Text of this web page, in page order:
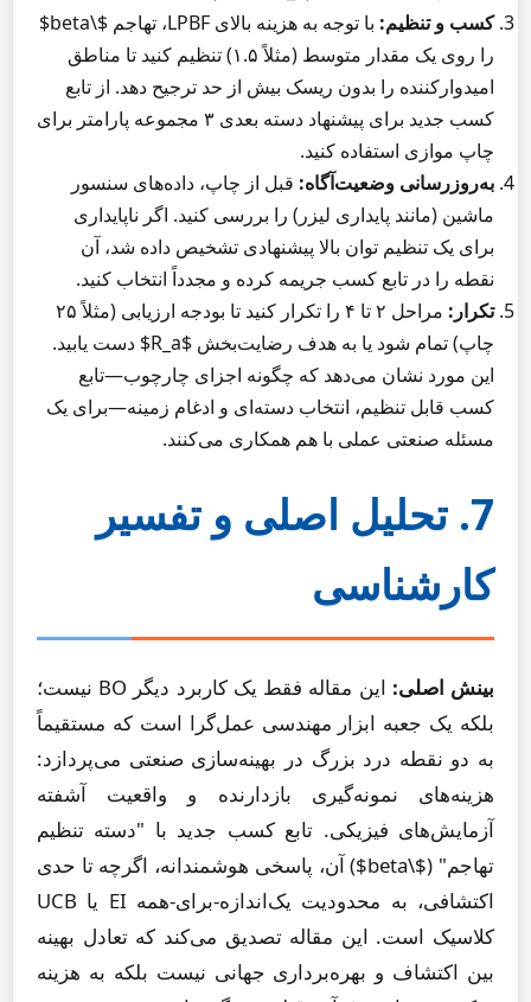
کسب و تنظیم:
با توجه به هزینه بالای LPBF، تهاجم $\beta$
را روی یک مقدار متوسط (مثلاً ۱.۵) تنظیم کنید تا مناطق
امیدوارکننده را بدون ریسک بیش از حد ترجیح دهد. از تابع
کسب جدید برای پیشنهاد دسته بعدی ۳ مجموعه پارامتر برای
چاپ موازی استفاده کنید.
به‌روزرسانی وضعیت‌آگاه: قبل از چاپ، داده‌های سنسور
ماشین (مانند پایداری لیزر) را بررسی کنید. اگر ناپایداری
برای یک تنظیم توان بالا پیشنهادی تشخیص داده شد، آن
نقطه را در تابع کسب جریمه کرده و مجدداً انتخاب کنید.
تکرار:
مراحل ۲ تا ۴ را تکرار کنید تا بودجه ارزیابی (مثلاً ۲۵
چاپ) تمام شود یا به هدف رضایت‌بخش $R_a$ دست یابید.
این مورد نشان می‌دهد که چگونه اجزای چارچوب—تابع
کسب قابل تنظیم، انتخاب دسته‌ای و ادغام زمینه—برای یک
مسئله صنعتی عملی با هم همکاری می‌کنند.
7. تحلیل اصلی و تفسیر
کارشناسی
بینش اصلی:
این مقاله فقط یک کاربرد دیگر BO نیست؛
بلکه یک جعبه ابزار مهندسی عمل‌گرا است که مستقیماً
به دو نقطه درد بزرگ در بهینه‌سازی صنعتی می‌پردازد:
هزینه‌های نمونه‌گیری بازدارنده و واقعیت آشفته
آزمایش‌های فیزیکی. تابع کسب جدید با "دسته تنظیم
تهاجم" ($\beta$) آن، پاسخی هوشمندانه، اگرچه تا حدی
اکتشافی، به محدودیت یک‌اندازه-برای-همه EI یا UCB
کلاسیک است. این مقاله تصدیق می‌کند که تعادل بهینه
بین اکتشاف و بهره‌برداری جهانی نیست بلکه به هزینه